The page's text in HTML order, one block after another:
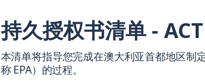
持久授权书清单 - ACT
本清单将指导您完成在澳大利亚首都地区制
称 EPA）的过程。